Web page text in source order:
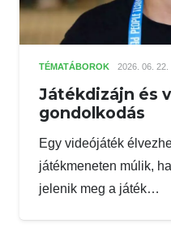
TÉMATÁBOROK 2026. 06. 22.
Játékdizájn és
gondolkodás
Egy videójáték
játékmeneten múlik,
jelenik meg a játék…